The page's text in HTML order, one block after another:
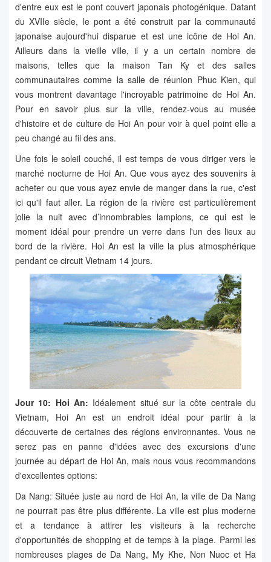
d'entre eux est le pont couvert japonais photogénique. Datant
du XVIIe siècle, le pont a été construit par la communauté
japonaise aujourd'hui disparue et est une icône de Hoi An.
Ailleurs dans la vieille ville, il y a un certain nombre de
maisons, telles que la maison Tan Ky et des salles
communautaires comme la salle de réunion Phuc Kien, qui
vous montrent davantage l'incroyable patrimoine de Hoi An.
Pour en savoir plus sur la ville, rendez-vous au musée
d'histoire et de culture de Hoi An pour voir à quel point elle a
peu changé au fil des ans.
Une fois le soleil couché, il est temps de vous diriger vers le
marché nocturne de Hoi An. Que vous ayez des souvenirs à
acheter ou que vous ayez envie de manger dans la rue, c'est
ici qu'il faut aller. La région de la rivière est particulièrement
jolie la nuit avec d’innombrables lampions, ce qui est le
moment idéal pour prendre un verre dans l'un des lieux au
bord de la rivière. Hoi An est la ville la plus atmosphérique
pendant ce circuit Vietnam 14 jours.
Jour 10: Hoi An: Idéalement situé sur la côte centrale du
Vietnam, Hoi An est un endroit idéal pour partir à la
découverte de certaines des régions environnantes. Vous ne
serez pas en panne d'idées avec des excursions d'une
journée au départ de Hoi An, mais nous vous recommandons
d'excellentes options:
Da Nang: Située juste au nord de Hoi An, la ville de Da Nang
ne pourrait pas être plus différente. La ville est plus moderne
et a tendance à attirer les visiteurs à la recherche
d'opportunités de shopping et de temps à la plage. Parmi les
nombreuses plages de Da Nang, My Khe, Non Nuoc et Ha